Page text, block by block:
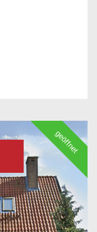
geöffnet